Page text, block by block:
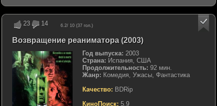
23 14 6.2/ 10 (37 гол.)
Возвращение реаниматора (2003)
Год выпуска: 2003
Страна: Испания, США
Продолжительность: 92 мин.
Жанр: Комедия, Ужасы, Фантастика
Качество: BDRip
КиноПоиск: 5.9